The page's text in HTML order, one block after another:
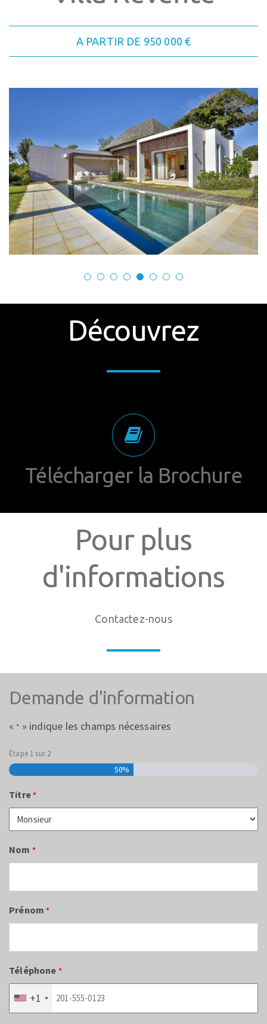
A PARTIR DE 950 000 €
Découvrez
Télécharger la Brochure
Pour plus
d'informations
Contactez-nous
Demande d'information
« * » indique les champs nécessaires
Étape 1 sur2
50%
Titre*
Nom *
Prénom *
Téléphone *
+1